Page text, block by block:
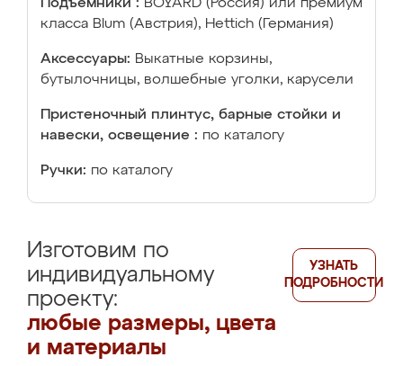
Подъемники : BOYARD (Россия) или премиум
класса Blum (Австрия), Hettich (Германия)
Аксессуары: Выкатные корзины,
бутылочницы, волшебные уголки, карусели
Пристеночный плинтус, барные стойки и
навески, освещение : по каталогу
Ручки: по каталогу
Изготовим по
индивидуальному
проекту:
любые размеры, цвета
и материалы
УЗНАТЬ
ПОДРОБНОСТИ